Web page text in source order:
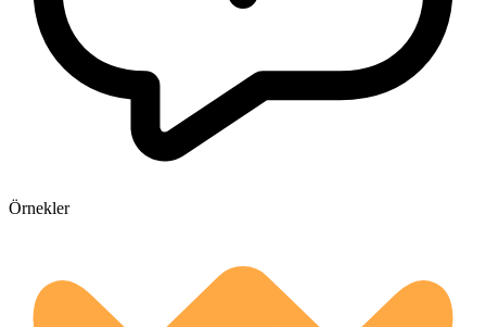
Örnekler